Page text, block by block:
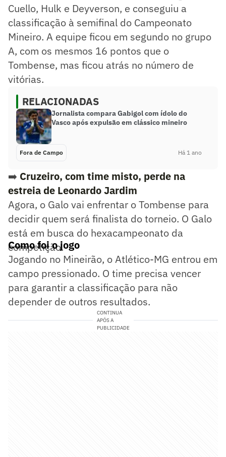
Cuello, Hulk e Deyverson, e conseguiu a
classificação à semifinal do Campeonato
Mineiro. A equipe ficou em segundo no grupo
A, com os mesmos 16 pontos que o
Tombense, mas ficou atrás no número de
vitórias.
RELACIONADAS
Jornalista compara Gabigol com ídolo do
Vasco após expulsão em clássico mineiro
Fora de Campo Há 1 ano
➡️ Cruzeiro, com time misto, perde na
estreia de Leonardo Jardim
Agora, o Galo vai enfrentar o Tombense para
decidir quem será finalista do torneio. O Galo
está em busca do hexacampeonato da
competição.
Como foi o jogo
Jogando no Mineirão, o Atlético-MG entrou em
campo pressionado. O time precisa vencer
para garantir a classificação para não
depender de outros resultados.
CONTINUA
APÓS A
PUBLICIDADE